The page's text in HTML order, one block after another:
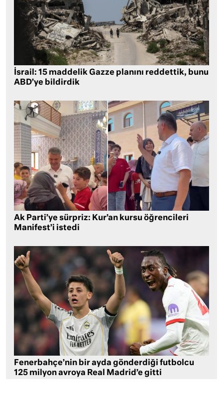
İsrail: 15 maddelik Gazze planını reddettik, bunu
ABD’ye bildirdik
Ak Parti’ye sürpriz: Kur’an kursu öğrencileri
Manifest’i istedi
Fenerbahçe’nin bir ayda gönderdiği futbolcu
125 milyon avroya Real Madrid’e gitti